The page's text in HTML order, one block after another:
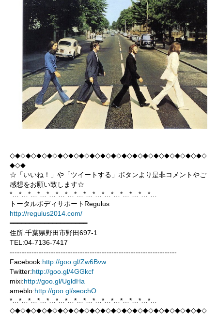
◇◆◇◆◇◆◇◆◇◆◇◆◇◆◇◆◇◆◇◆◇◆◇◆◇◆◇◆◇◆◇◆◇◆◇◆◇
◆◇◆
☆「いいね！」や「ツイートする」ボタンより是非コメントやご
感想をお願い致します☆
*…*…*…*…*…*…*…*…*…*…*…*…*…*…*…*…
トータルボディサポートRegulus
http://regulus2014.com/
━━━━━━━━━━━━━━━━━━━━
住所:千葉県野田市野田697-1
TEL:04-7136-7417
---------------------------------------------------------------------
Facebook:http://goo.gl/Zw6Bvw
Twitter:http://goo.gl/4GGkcf
mixi:http://goo.gl/UgldHa
ameblo:http://goo.gl/seochO
*…*…*…*…*…*…*…*…*…*…*…*…*…*…*…*…
◇◆◇◆◇◆◇◆◇◆◇◆◇◆◇◆◇◆◇◆◇◆◇◆◇◆◇◆◇◆◇◆◇◆◇◆◇